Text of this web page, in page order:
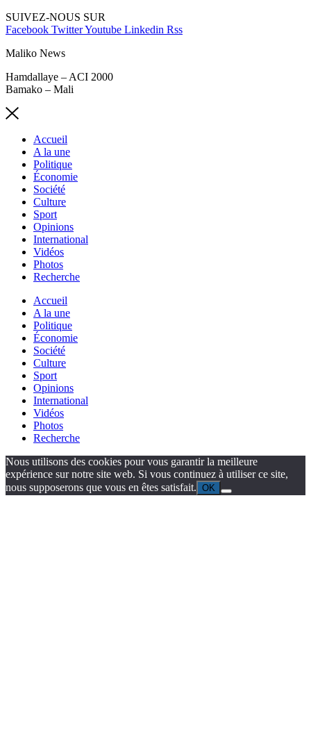
SUIVEZ-NOUS SUR
Facebook TwitterYoutube Linkedin Rss
Maliko News
Hamdallaye – ACI 2000
Bamako – Mali
Accueil
A la une
Politique
Économie
Société
Culture
Sport
Opinions
International
Vidéos
Photos
Recherche
Accueil
A la une
Politique
Économie
Société
Culture
Sport
Opinions
International
Vidéos
Photos
Recherche
Nous utilisons des cookies pour vous garantir la meilleure
expérience sur notre site web. Si vous continuez à utiliser ce site,
nous supposerons que vous en êtes satisfait. OK